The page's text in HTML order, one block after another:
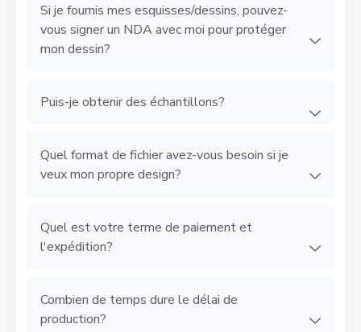
Si je fournis mes esquisses/dessins, pouvez-
vous signer un NDA avec moi pour protéger
mon dessin?
Puis-je obtenir des échantillons?
Quel format de fichier avez-vous besoin si je
veux mon propre design?
Quel est votre terme de paiement et
l'expédition?
Combien de temps dure le délai de
production?